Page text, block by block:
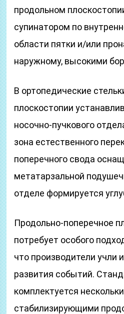
продольном
супинатором по
области пятки и/или
наружному, высокими
В ортопедические
плоскостопии
носочно-пучкового
зона естественного
поперечного свода
метатарзальной
отделе формируется
Продольно-поперечное
потребует особого
что производители учли
развития событий.
комплектуется
стабилизирующими